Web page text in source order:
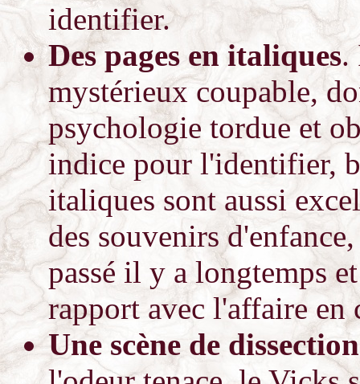
identifier.
Des pages en italiques.
mystérieux coupable,
psychologie tordue et
indice pour l'identifier,
italiques sont aussi
des souvenirs
passé il y a longtemps
rapport avec l'affaire en
Une scène de